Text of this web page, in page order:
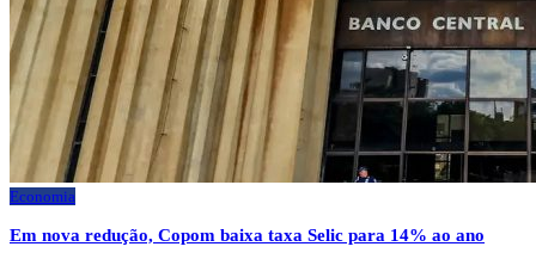
Economia
Em nova redução, Copom baixa taxa Selic para 14% ao ano